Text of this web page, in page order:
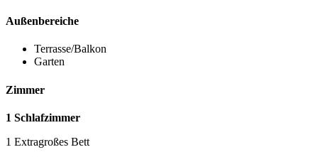
Außenbereiche
Terrasse/Balkon
Garten
Zimmer
1 Schlafzimmer
1 Extragroßes Bett